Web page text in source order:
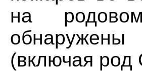
на
(включая род